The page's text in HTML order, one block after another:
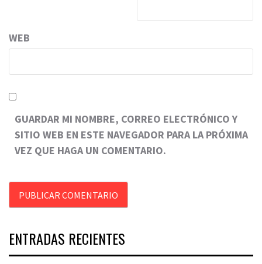
WEB
GUARDAR MI NOMBRE, CORREO ELECTRÓNICO Y
SITIO WEB EN ESTE NAVEGADOR PARA LA PRÓXIMA
VEZ QUE HAGA UN COMENTARIO.
ENTRADAS RECIENTES